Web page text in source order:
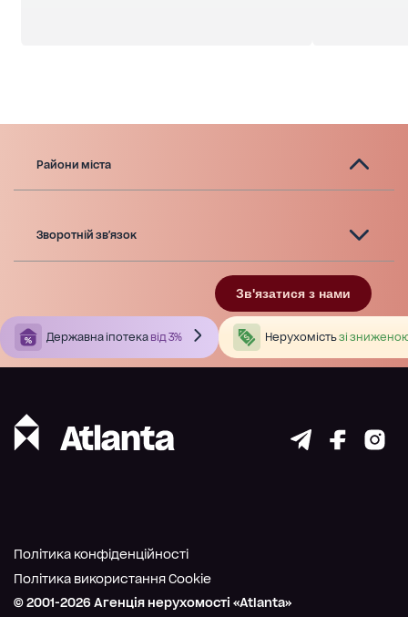
Райони міста
Зворотній зв'язок
Зв'язатися з нами
Державна іпотека від 3% Нерухомістьзі
© 2001-2026 Агенція нерухомості «Atlanta»
Політика конфіденційності
Політика використання Cookie